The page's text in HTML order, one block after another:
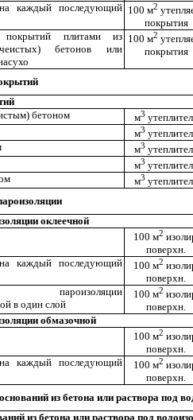
на каждый последующий 100 м2
покрытия
покрытий плитами из
бетонов или
100 м2
покрытия
бетоном м3
м3
м3
м3
м3
оклеечной
100 м2
поверхн.
на каждый последующий
100 м2
поверхн.
пароизоляции
в один слой
100 м2
поверхн.
обмазочной
100 м2
поверхн.
на каждый последующий
100 м2
поверхн.
из бетона или раствора под
из бетона или раствора под